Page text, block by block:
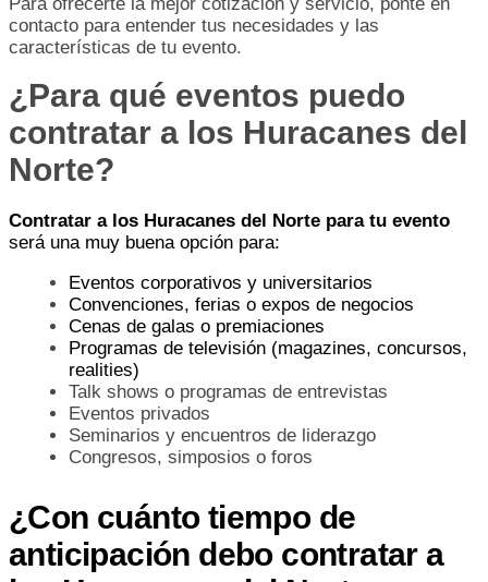
contacto para entender tus necesidades y las
características de tu evento.
¿Para qué eventos puedo
contratar a los Huracanes del
Norte?
Contratar a los Huracanes del Norte para tu evento
será una muy buena opción para:
Eventos corporativos y universitarios
Convenciones, ferias o expos de negocios
Cenas de galas o premiaciones
Programas de televisión (magazines, concursos,
realities)
Talk shows o programas de entrevistas
Eventos privados
Seminarios y encuentros de liderazgo
Congresos, simposios o foros
¿Con cuánto tiempo de
anticipación debo contratar a